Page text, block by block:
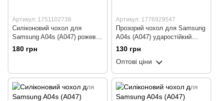
Артикул: 1751102738
Силіконовий чохол для
Samsung A04s (A047) рожевий
Soft Silicone Case Full
(бампер)
180 грн
Артикул: 1776929547
Прозорий чохол для Samsung
A04s (A047) ударостійкий
силіконовий Shockproof
(бампер)
130 грн
Оптові ціни